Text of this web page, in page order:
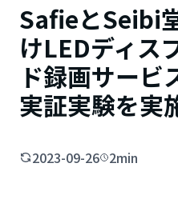
エッジ
LPWA
DaaS
IaaS
ビッグデータ
で実証実験を
SafieとSeibi
けLEDディス
ド録画サービ
実証実験を実
2023-09-26 2min